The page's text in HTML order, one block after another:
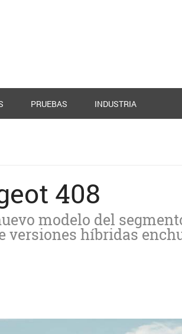
PRUEBAS INDUSTRIA
408
modelo del
versiones híbridas